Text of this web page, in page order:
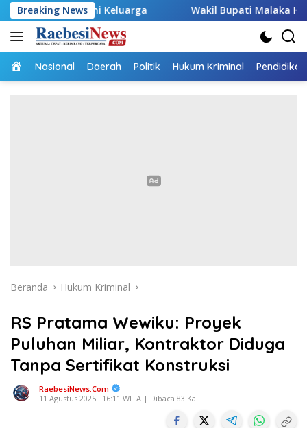
Langsung
ke
konten
Breaking NewsWakil Bupati Malaka HMS Tinjau Kelompok
Home
Nasional Daerah Politik Hukum Kriminal Pendidikan
Beranda Hukum Kriminal
RS Pratama Wewiku: Proyek
Puluhan Miliar, Kontraktor Diduga
Tanpa Sertifikat Konstruksi
RaebesiNews.Com
11 Agustus 2025 : 16:11 WITA | Dibaca 83 Kali